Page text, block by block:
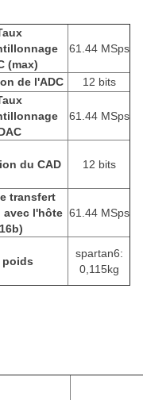
(max)
61.44 MSps
de l'ADC 12 bits
61.44 MSps
du CAD 12 bits
transfert
avec l'hôte 61.44 MSps
poids
spartan6:
0,115kg